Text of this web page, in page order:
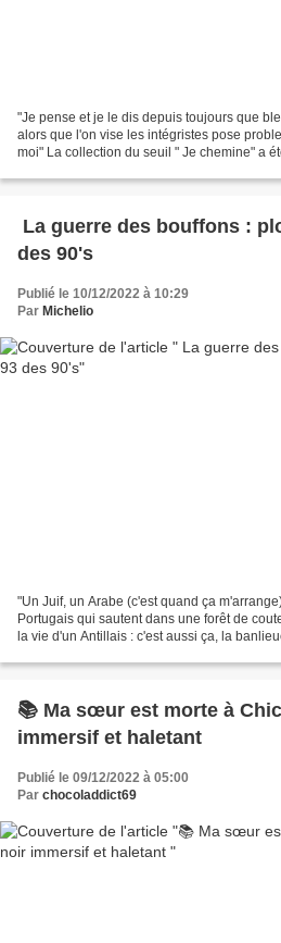
"Je pense et je le dis depuis toujours que
alors que l'on vise les intégristes pose
moi" La collection du seuil " Je chemine" a
La guerre des bouffons :
des 90's
Publié le 10/12/2022 à 10:29
Par Michelio
"Un Juif, un Arabe (c'est quand ça
Portugais qui sautent dans une forêt de
la vie d'un Antillais : c'est aussi ça, la
📚 Ma sœur est morte à
immersif et haletant
Publié le 09/12/2022 à 05:00
Par chocoladdict69